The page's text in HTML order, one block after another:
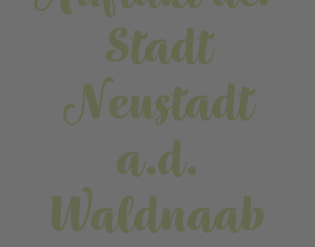
Stadt
Neustadt
a.d.
Waldnaab